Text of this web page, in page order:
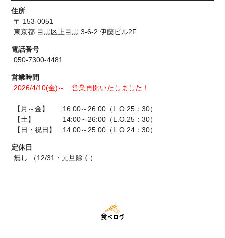
住所
〒 153-0051
東京都 目黒区上目黒 3-6-2 伊藤ビル2F
電話番号
050-7300-4481
営業時間
2026/4/10(金)～ 営業再開いたしました！
【月～金】 16:00～26:00（L.O.25：30）
【土】 14:00～26:00（L.O.25：30）
【日・祝日】 14:00～25:00（L.O.24：30）
定休日
無し （12/31・元旦除く）